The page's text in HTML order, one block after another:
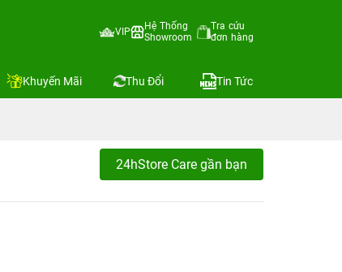
VIP
Hệ Thống
Showroom
Tra cứu
đơn hàng
Khuyến Mãi Thu Đổi Tin Tức
24hStore Care gần bạn